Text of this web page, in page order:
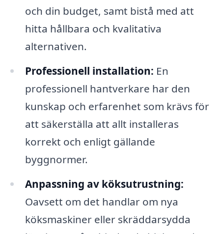
och din budget, samt bistå med att
hitta hållbara och kvalitativa
alternativen.
Professionell installation: En
professionell hantverkare har den
kunskap och erfarenhet som krävs för
att säkerställa att allt installeras
korrekt och enligt gällande
byggnormer.
Anpassning av köksutrustning:
Oavsett om det handlar om nya
köksmaskiner eller skräddarsydda